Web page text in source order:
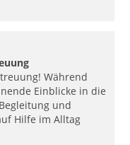
Während
Einblicke in die
und
Hilfe im Alltag